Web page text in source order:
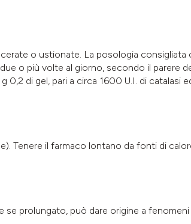
o ustionate. La posologia consigliata
o più volte al giorno, secondo il parere
di gel, pari a circa 1600 U.I. di catalasi
Tenere il farmaco lontano da fonti di
prolungato, può dare origine a fenomeni